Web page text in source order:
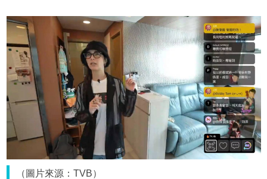
（圖片來源：TVB）